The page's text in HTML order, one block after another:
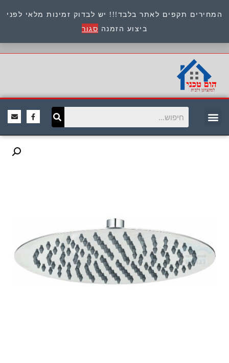
המחירים תקפים לאתר בלבד!!! יש לבדוק זמינות מלאי לפני
ביצוע הזמנה סגור
כתובת : היוזמים 9 אור יהודה שירות לקוחות 054-
8945722